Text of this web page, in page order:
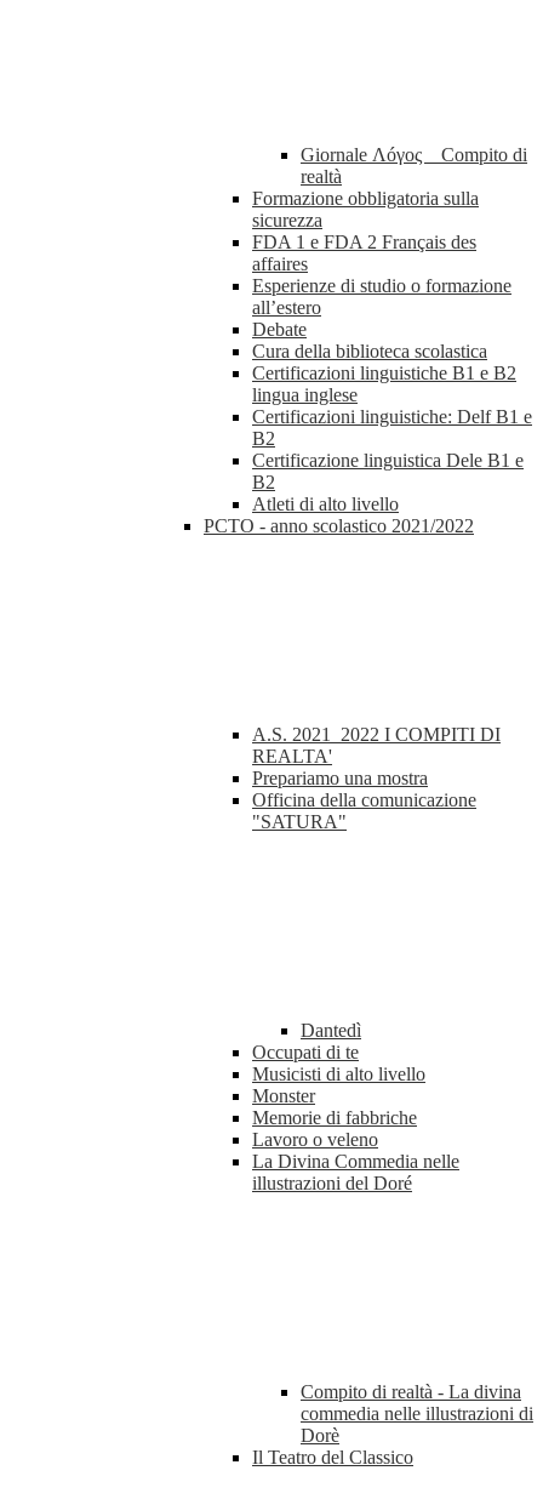
Giornale Λóγος _ Compito di
realtà
Formazione obbligatoria sulla
sicurezza
FDA 1 e FDA 2 Français des
affaires
Esperienze di studio o formazione
all’estero
Debate
Cura della biblioteca scolastica
Certificazioni linguistiche B1 e B2
lingua inglese
Certificazioni linguistiche: Delf B1 e
B2
Certificazione linguistica Dele B1 e
B2
Atleti di alto livello
PCTO - anno scolastico 2021/2022
A.S. 2021_2022 I COMPITI DI
REALTA'
Prepariamo una mostra
Officina della comunicazione
"SATURA"
Dantedì
Occupati di te
Musicisti di alto livello
Monster
Memorie di fabbriche
Lavoro o veleno
La Divina Commedia nelle
illustrazioni del Doré
Compito di realtà - La divina
commedia nelle illustrazioni di
Dorè
Il Teatro del Classico